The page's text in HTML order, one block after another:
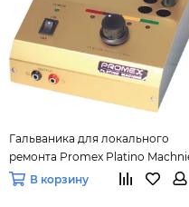
Гальваника для локального
ремонта Promex Platino
В корзину